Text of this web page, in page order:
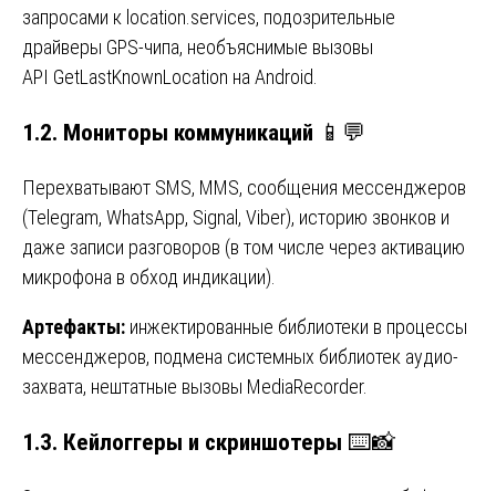
запросами к location.services, подозрительные
драйверы GPS-чипа, необъяснимые вызовы
API GetLastKnownLocation на Android.
1.2. Мониторы коммуникаций 📱💬
Перехватывают SMS, MMS, сообщения мессенджеров
(Telegram, WhatsApp, Signal, Viber), историю звонков и
даже записи разговоров (в том числе через активацию
микрофона в обход индикации).
Артефакты: инжектированные библиотеки в процессы
мессенджеров, подмена системных библиотек аудио-
захвата, нештатные вызовы MediaRecorder.
1.3. Кейлоггеры и скриншотеры ⌨️📸